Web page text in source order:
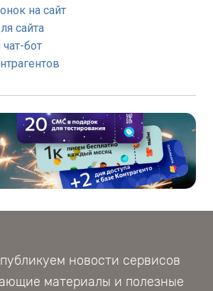
на сайт
сайта
бот
новости сервисов
материалы и полезные